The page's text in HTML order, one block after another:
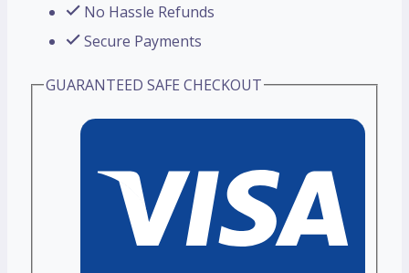
No Hassle Refunds
Secure Payments
GUARANTEED SAFE CHECKOUT